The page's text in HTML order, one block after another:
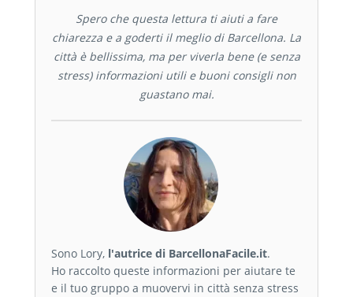
Spero che questa lettura ti aiuti a fare
chiarezza e a goderti il meglio di Barcellona. La
città è bellissima, ma per viverla bene (e senza
stress) informazioni utili e buoni consigli non
guastano mai.
Sono Lory, l'autrice di BarcellonaFacile.it.
Ho raccolto queste informazioni per aiutare te
e il tuo gruppo a muovervi in città senza stress